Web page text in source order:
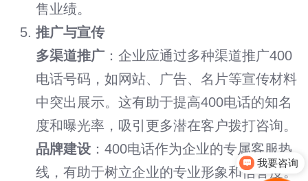
售业绩。
推广与宣传
多渠道推广 ：企业应通过多种渠道推广400
电话号码，如网站、广告、名片等宣传材料
中突出展示。这有助于提高400电话的知名
度和曝光率，吸引更多潜在客户拨打咨询。
品牌建设 ：400电话作为企业的专属客服热
线，有助于树立企业的专业形象和信誉度。
我要咨询